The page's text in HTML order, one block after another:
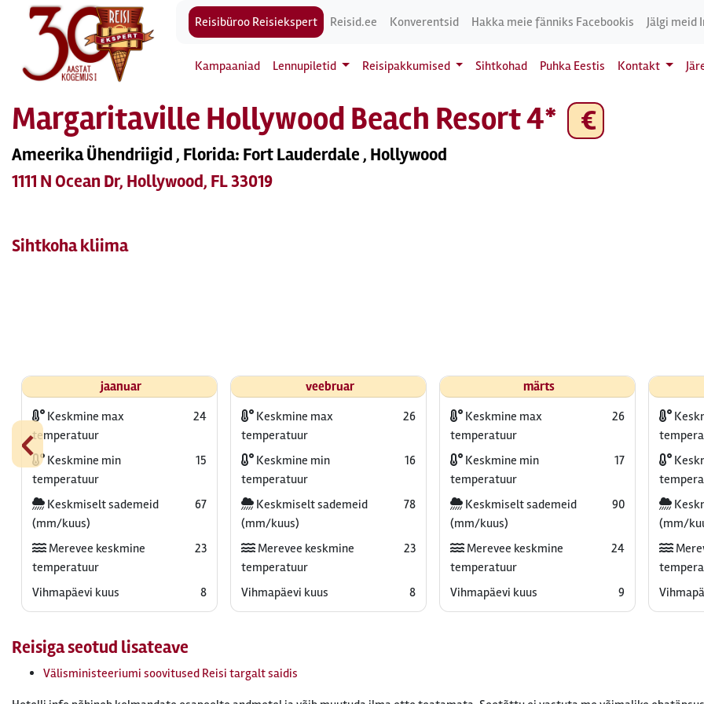
Reisibüroo Reisiekspert Reisid.ee Konverentsid Hakka meie fänniks Facebookis Jälgi meid
Kampaaniad Lennupiletid Reisipakkumised Sihtkohad Puhka Eestis Kontakt
Margaritaville Hollywood Beach Resort 4*
Ameerika Ühendriigid , Florida: Fort Lauderdale , Hollywood
1111 N Ocean Dr, Hollywood, FL 33019
€
Sihtkoha kliima
‹
jaanuar
Keskmine max
temperatuur
24
Keskmine min
temperatuur
15
Keskmiselt sademeid
(mm/kuus)
67
Merevee keskmine
temperatuur
23
Vihmapäevi kuus 8
veebruar
Keskmine max
temperatuur
26
Keskmine min
temperatuur
16
Keskmiselt sademeid
(mm/kuus)
78
Merevee keskmine
temperatuur
23
Vihmapäevi kuus 8
märts
Keskmine max
temperatuur
26
Keskmine min
temperatuur
17
Keskmiselt sademeid
(mm/kuus)
90
Merevee keskmine
temperatuur
24
Vihmapäevi kuus 9
(mm/
Reisiga seotud lisateave
Välisministeeriumi soovitused Reisi targalt saidis